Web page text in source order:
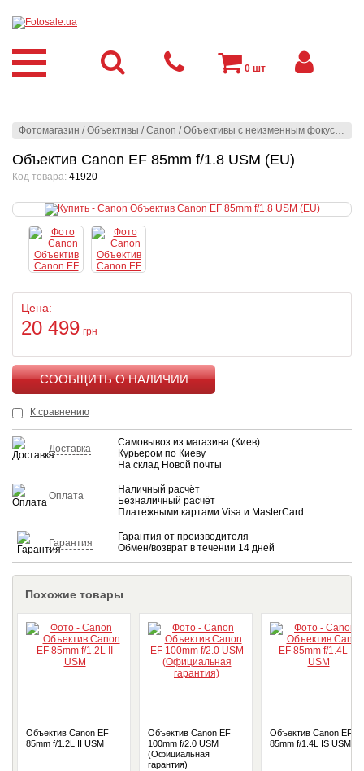
Фотомагазин /Объективы /Canon /Объективы с неизменным фокусным расстоянием
Объектив Canon EF 85mm f/1.8 USM (EU)
Код товара: 41920
Цена:
20 499 грн
К сравнению
Доставка
Самовывоз из магазина (Киев)
Курьером по Киеву
На склад Новой почты
Оплата
Наличный расчёт
Безналичный расчёт
Платежными картами Visa и MasterCard
Гарантия
Гарантия от производителя
Обмен/возврат в течении 14 дней
Похожие товары
Объектив Canon EF
85mm f/1.2L II USM
Объектив Canon EF
100mm f/2.0 USM
(Официальная
гарантия)
Объектив Canon EF
85mm f/1.4L IS USM
0 шт